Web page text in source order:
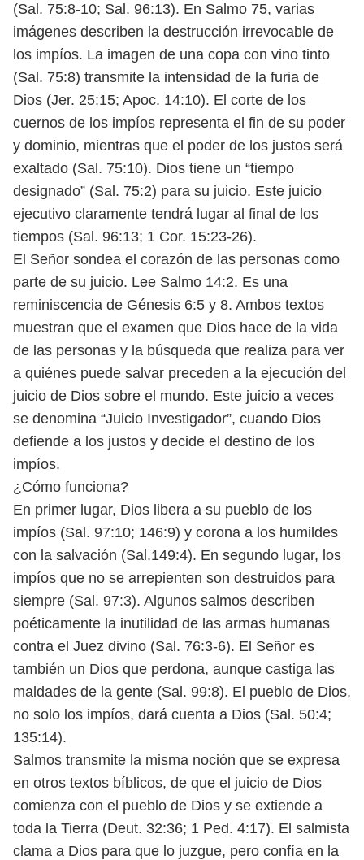
(Sal. 75:8-10; Sal. 96:13). En Salmo 75, varias
imágenes describen la destrucción irrevocable de
los impíos. La imagen de una copa con vino tinto
(Sal. 75:8) transmite la intensidad de la furia de
Dios (Jer. 25:15; Apoc. 14:10). El corte de los
cuernos de los impíos representa el fin de su poder
y dominio, mientras que el poder de los justos será
exaltado (Sal. 75:10). Dios tiene un “tiempo
designado” (Sal. 75:2) para su juicio. Este juicio
ejecutivo claramente tendrá lugar al final de los
tiempos (Sal. 96:13; 1 Cor. 15:23-26).
El Señor sondea el corazón de las personas como
parte de su juicio. Lee Salmo 14:2. Es una
reminiscencia de Génesis 6:5 y 8. Ambos textos
muestran que el examen que Dios hace de la vida
de las personas y la búsqueda que realiza para ver
a quiénes puede salvar preceden a la ejecución del
juicio de Dios sobre el mundo. Este juicio a veces
se denomina “Juicio Investigador”, cuando Dios
defiende a los justos y decide el destino de los
impíos.
¿Cómo funciona?
En primer lugar, Dios libera a su pueblo de los
impíos (Sal. 97:10; 146:9) y corona a los humildes
con la salvación (Sal.149:4). En segundo lugar, los
impíos que no se arrepienten son destruidos para
siempre (Sal. 97:3). Algunos salmos describen
poéticamente la inutilidad de las armas humanas
contra el Juez divino (Sal. 76:3-6). El Señor es
también un Dios que perdona, aunque castiga las
maldades de la gente (Sal. 99:8). El pueblo de Dios,
no solo los impíos, dará cuenta a Dios (Sal. 50:4;
135:14).
Salmos transmite la misma noción que se expresa
en otros textos bíblicos, de que el juicio de Dios
comienza con el pueblo de Dios y se extiende a
toda la Tierra (Deut. 32:36; 1 Ped. 4:17). El salmista
clama a Dios para que lo juzgue, pero confía en la